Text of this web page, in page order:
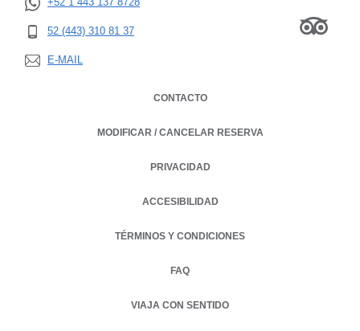
52 (443) 310 81 37
E-MAIL
CONTACTO
MODIFICAR / CANCELAR RESERVA
PRIVACIDAD
OPENS IN A NEW TAB.
ACCESIBILIDAD
TÉRMINOS Y CONDICIONES
FAQ
VIAJA CON SENTIDO